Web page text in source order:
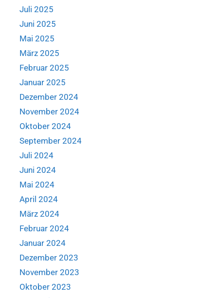
Juli 2025
Juni 2025
Mai 2025
März 2025
Februar 2025
Januar 2025
Dezember 2024
November 2024
Oktober 2024
September 2024
Juli 2024
Juni 2024
Mai 2024
April 2024
März 2024
Februar 2024
Januar 2024
Dezember 2023
November 2023
Oktober 2023